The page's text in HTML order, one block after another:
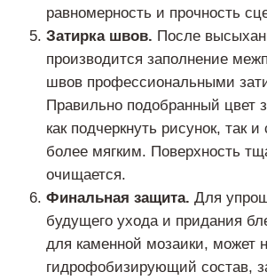
равномерность и прочность
Затирка швов. После
производится заполнение
швов профессиональными
Правильно подобранный цвет
как подчеркнуть рисунок, так и
более мягким. Поверхность
очищается.
Финальная защита. Для
будущего ухода и придания
для каменной мозаики, может
гидрофобизирующий состав,